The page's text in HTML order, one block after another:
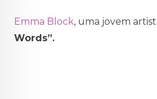
Emma Block, uma jovem
Words”.